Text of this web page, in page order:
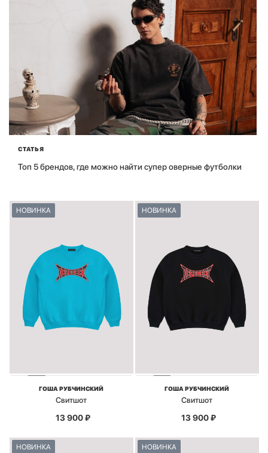
СТАТЬЯ
Топ 5 брендов, где можно найти супер оверные футболки
НОВИНКА
ГОША РУБЧИНСКИЙ
Свитшот
13 900₽
НОВИНКА
ГОША РУБЧИНСКИЙ
Свитшот
13 900₽
НОВИНКА НОВИНКА